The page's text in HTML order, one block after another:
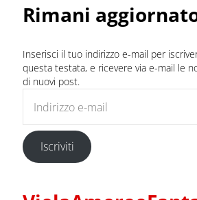
Rimani
Inserisci il tuo indirizzo e-mail per
questa testata, e ricevere via e-mail le
di nuovi post.
Iscriviti